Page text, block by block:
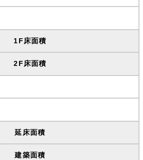
1F床面積
2F床面積
延床面積
建築面積